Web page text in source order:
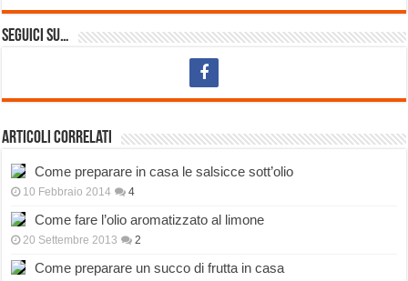
Seguici su…
Articoli correlati
Come preparare in casa le salsicce sott’olio
10 Febbraio 2014 4
Come fare l’olio aromatizzato al limone
20 Settembre 2013 2
Come preparare un succo di frutta in casa